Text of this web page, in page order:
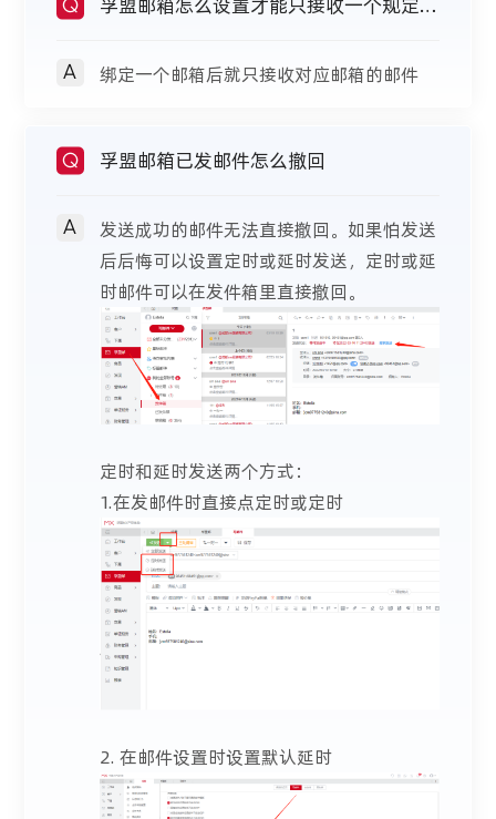
Q 孚盟邮箱怎么设置才能只接收一个规定的
地址
A 绑定一个邮箱后就只接收对应邮箱的邮件
Q 孚盟邮箱已发邮件怎么撤回
A
发送成功的邮件无法直接撤回。如果怕发送
后后悔可以设置定时或延时发送，定时或延
时邮件可以在发件箱里直接撤回。
定时和延时发送两个方式：
1.在发邮件时直接点定时或定时
2. 在邮件设置时设置默认延时